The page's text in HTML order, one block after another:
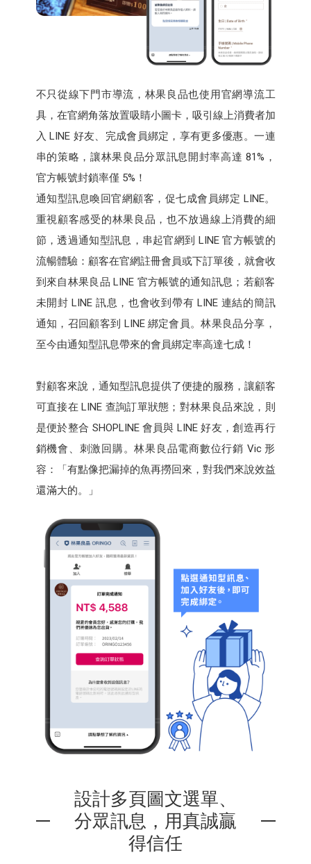
不只從線下門市導流，林果良品也使用官網導流工
具，在官網角落放置吸睛小圖卡，吸引線上消費者加
入 LINE 好友、完成會員綁定，享有更多優惠。一連
串的策略，讓林果良品分眾訊息開封率高達 81%，
官方帳號封鎖率僅 5%！
通知型訊息喚回官網顧客，促七成會員綁定 LINE。
重視顧客感受的林果良品，也不放過線上消費的細
節，透過通知型訊息，串起官網到 LINE 官方帳號的
流暢體驗：顧客在官網註冊會員或下訂單後，就會收
到來自林果良品 LINE 官方帳號的通知訊息；若顧客
未開封 LINE 訊息，也會收到帶有 LINE 連結的簡訊
通知，召回顧客到 LINE 綁定會員。林果良品分享，
至今由通知型訊息帶來的會員綁定率高達七成！
對顧客來說，通知型訊息提供了便捷的服務，讓顧客
可直接在 LINE 查詢訂單狀態；對林果良品來說，則
是便於整合 SHOPLINE 會員與 LINE 好友，創造再行
銷機會、刺激回購。林果良品電商數位行銷 Vic 形
容：「有點像把漏掉的魚再撈回來，對我們來說效益
還滿大的。」
設計多頁圖文選單、
分眾訊息，用真誠贏
得信任